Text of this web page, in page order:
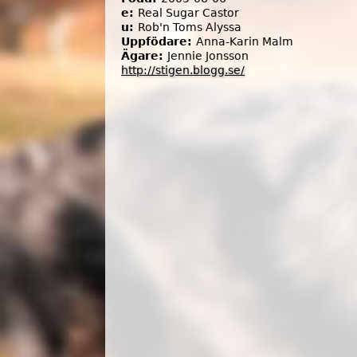
e: Real Sugar Castor
u: Rob'n Toms Alyssa
Uppfödare: Anna-Karin Malm
Ägare: Jennie Jonsson
http://stigen.blogg.se/